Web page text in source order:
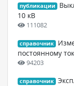
публикации
10 кВ
111082
справочник
постоянному
94203
справочник